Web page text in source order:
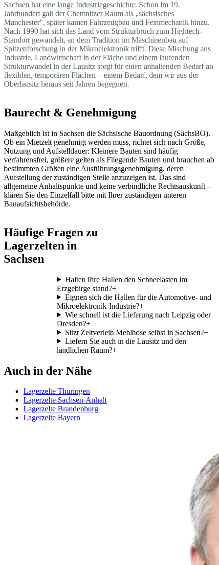
Sachsen hat eine lange Industriegeschichte: Schon im 19.
Jahrhundert galt der Chemnitzer Raum als „sächsisches
Manchester", später kamen Fahrzeugbau und Feinmechanik hinzu.
Nach 1990 hat sich das Land vom Strukturbruch zum Hightech-
Standort gewandelt, an dem Tradition im Maschinenbau auf
Spitzenforschung in der Mikroelektronik trifft. Diese Mischung aus
Industrie, Landwirtschaft in der Fläche und einem laufenden
Strukturwandel in der Lausitz sorgt für einen anhaltenden Bedarf an
flexiblen, temporären Flächen – einem Bedarf, dem wir aus der
Oberlausitz heraus seit Jahren begegnen.
Baurecht & Genehmigung
Maßgeblich ist in Sachsen die Sächsische Bauordnung (SächsBO).
Ob ein Mietzelt genehmigt werden muss, richtet sich nach Größe,
Nutzung und Aufstelldauer: Kleinere Bauten sind häufig
verfahrensfrei, größere gelten als Fliegende Bauten und brauchen ab
bestimmten Größen eine Ausführungsgenehmigung, deren
Aufstellung der zuständigen Stelle anzuzeigen ist. Das sind
allgemeine Anhaltspunkte und keine verbindliche Rechtsauskunft –
klären Sie den Einzelfall bitte mit Ihrer zuständigen unteren
Bauaufsichtsbehörde.
Häufige Fragen zu
Lagerzelten in
Sachsen
Halten Ihre Hallen den Schneelasten im
Erzgebirge stand?+
Eignen sich die Hallen für die Automotive- und
Mikroelektronik-Industrie?+
Wie schnell ist die Lieferung nach Leipzig oder
Dresden?+
Sitzt Zeltverleih Mehlhose selbst in Sachsen?+
Liefern Sie auch in die Lausitz und den
ländlichen Raum?+
Auch in der Nähe
Lagerzelte Thüringen
Lagerzelte Sachsen-Anhalt
Lagerzelte Brandenburg
Lagerzelte Bayern